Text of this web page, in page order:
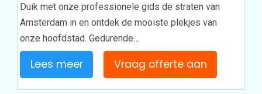
Duik met onze professionele gids de straten van
Amsterdam in en ontdek de mooiste plekjes van
onze hoofdstad. Gedurende…
Lees meer Vraag offerte aan